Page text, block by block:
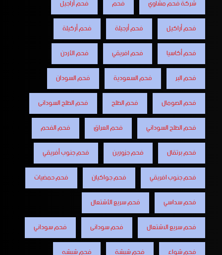
شركة فحم مشاوي
فحم
فحم أراجيل
فحم أراكيل
فحم أرجيلة
فحم أركيلة
فحم أكاسيا
فحم افريقي
فحم الأردن
فحم البر
فحم السعودية
فحم السودان
فحم الصومال
فحم الطلح
فحم الطلح السودانى
فحم الطلح السوداني
فحم العراق
فحم الفحم
فحم برتقال
فحم جزورين
فحم جنوب أفريقي
فحم جنوب افريقي
فحم جواكيان
فحم حمضيات
فحم سداسي
فحم سريع الأشتعال
فحم سريع الاشتعال
فحم سودانى
فحم سوداني